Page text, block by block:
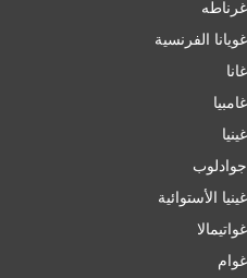
غرناطه
غويانا الفرنسية
غانا
غامبيا
غينيا
جوادلوب
غينيا الأستوائية
غواتيمالا
غوام